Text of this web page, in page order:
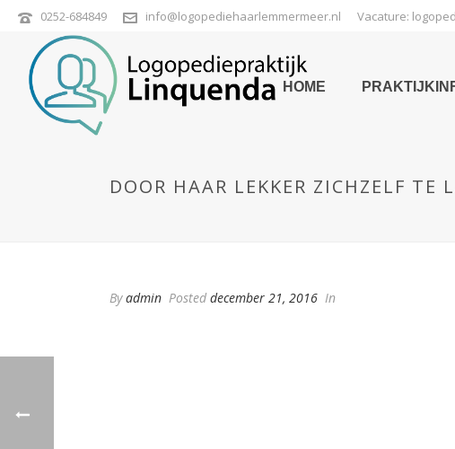
0252-684849 info@logopediehaarlemmermeer.nl Vacature:
HOME
DOOR HAAR LEKKER ZICHZELF TE
Byadmin Posted december 21, 2016 In